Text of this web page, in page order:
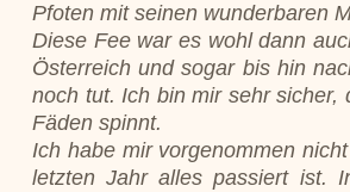
Pfoten mit seinen wunderbaren
Diese Fee war es wohl dann
Österreich und sogar bis hin
noch tut. Ich bin mir sehr
Fäden spinnt.
Ich habe mir vorgenommen
letzten Jahr alles passiert ist.